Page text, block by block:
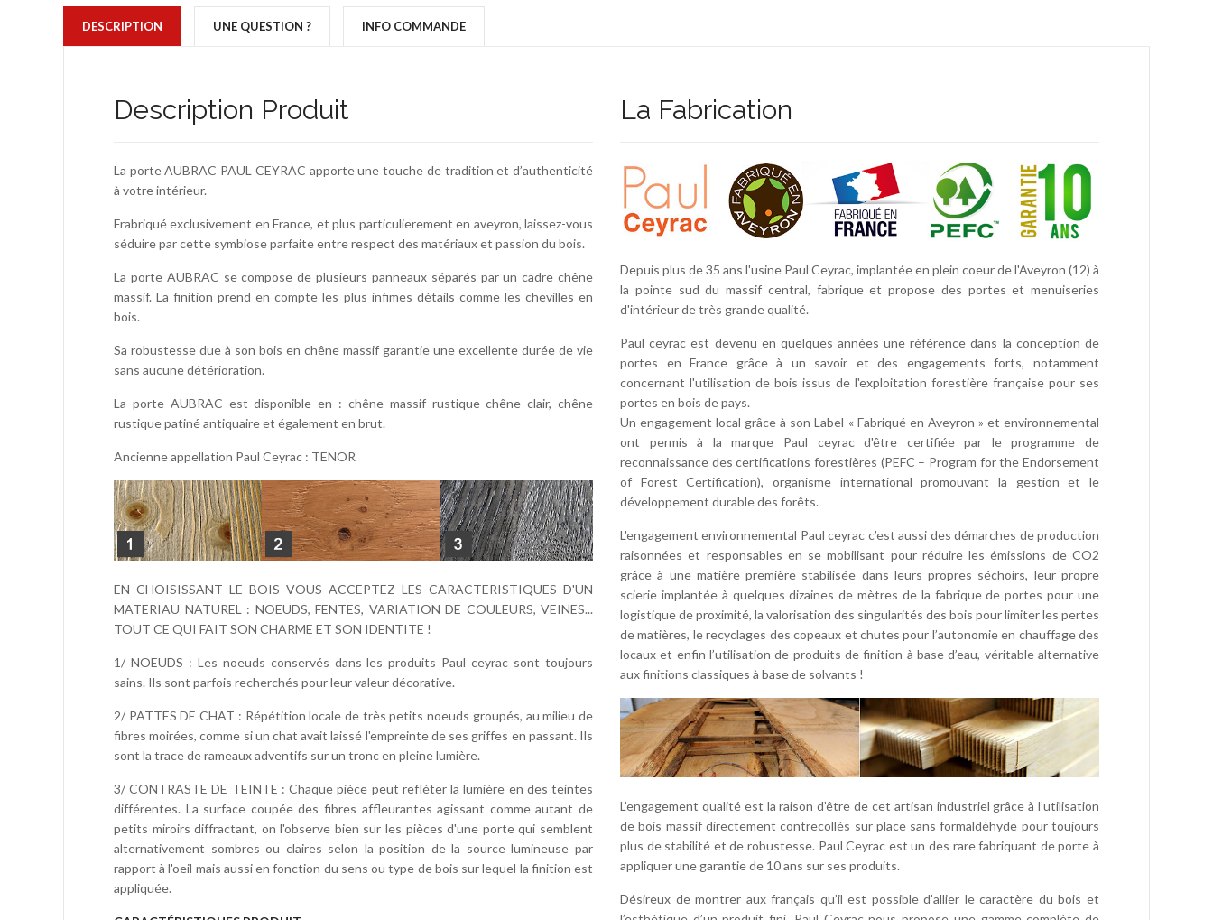
DESCRIPTION UNE QUESTION ? INFO COMMANDE
Description Produit
La porte AUBRAC PAUL CEYRAC apporte une touche de tradition et d’authenticité
à votre intérieur.
Frabriqué exclusivement en France, et plus particulierement en aveyron, laissez-vous
séduire par cette symbiose parfaite entre respect des matériaux et passion du bois.
La porte AUBRAC se compose de plusieurs panneaux séparés par un cadre chêne
massif. La finition prend en compte les plus infimes détails comme les chevilles en
bois.
Sa robustesse due à son bois en chêne massif garantie une excellente durée de vie
sans aucune détérioration.
La porte AUBRAC est disponible en : chêne massif rustique chêne clair, chêne
rustique patiné antiquaire et également en brut.
Ancienne appellation Paul Ceyrac : TENOR
EN CHOISISSANT LE BOIS VOUS ACCEPTEZ LES CARACTERISTIQUES D'UN
MATERIAU NATUREL : NOEUDS, FENTES, VARIATION DE COULEURS, VEINES...
TOUT CE QUI FAIT SON CHARME ET SON IDENTITE !
1/ NOEUDS : Les noeuds conservés dans les produits Paul ceyrac sont toujours
sains. Ils sont parfois recherchés pour leur valeur décorative.
2/ PATTES DE CHAT : Répétition locale de très petits noeuds groupés, au milieu de
fibres moirées, comme si un chat avait laissé l'empreinte de ses griffes en passant. Ils
sont la trace de rameaux adventifs sur un tronc en pleine lumière.
3/ CONTRASTE DE TEINTE : Chaque pièce peut refléter la lumière en des teintes
différentes. La surface coupée des fibres affleurantes agissant comme autant de
petits miroirs diffractant, on l'observe bien sur les pièces d'une porte qui semblent
alternativement sombres ou claires selon la position de la source lumineuse par
rapport à l'oeil mais aussi en fonction du sens ou type de bois sur lequel la finition est
appliquée.
La Fabrication
Depuis plus de 35 ans l'usine Paul Ceyrac, implantée en plein coeur de l'Aveyron (12) à
la pointe sud du massif central, fabrique et propose des portes et menuiseries
d'intérieur de très grande qualité.
Paul ceyrac est devenu en quelques années une référence dans la conception de
portes en France grâce à un savoir et des engagements forts, notamment
concernant l'utilisation de bois issus de l'exploitation forestière française pour ses
portes en bois de pays.
Un engagement local grâce à son Label « Fabriqué en Aveyron » et environnemental
ont permis à la marque Paul ceyrac d'être certifiée par le programme de
reconnaissance des certifications forestières (PEFC – Program for the Endorsement
of Forest Certification), organisme international promouvant la gestion et le
développement durable des forêts.
L'engagement environnemental Paul ceyrac c’est aussi des démarches de production
raisonnées et responsables en se mobilisant pour réduire les émissions de CO2
grâce à une matière première stabilisée dans leurs propres séchoirs, leur propre
scierie implantée à quelques dizaines de mètres de la fabrique de portes pour une
logistique de proximité, la valorisation des singularités des bois pour limiter les pertes
de matières, le recyclages des copeaux et chutes pour l’autonomie en chauffage des
locaux et enfin l’utilisation de produits de finition à base d’eau, véritable alternative
aux finitions classiques à base de solvants !
L’engagement qualité est la raison d’être de cet artisan industriel grâce à l’utilisation
de bois massif directement contrecollés sur place sans formaldéhyde pour toujours
plus de stabilité et de robustesse. Paul Ceyrac est un des rare fabriquant de porte à
appliquer une garantie de 10 ans sur ses produits.
Désireux de montrer aux français qu’il est possible d’allier le caractère du bois et